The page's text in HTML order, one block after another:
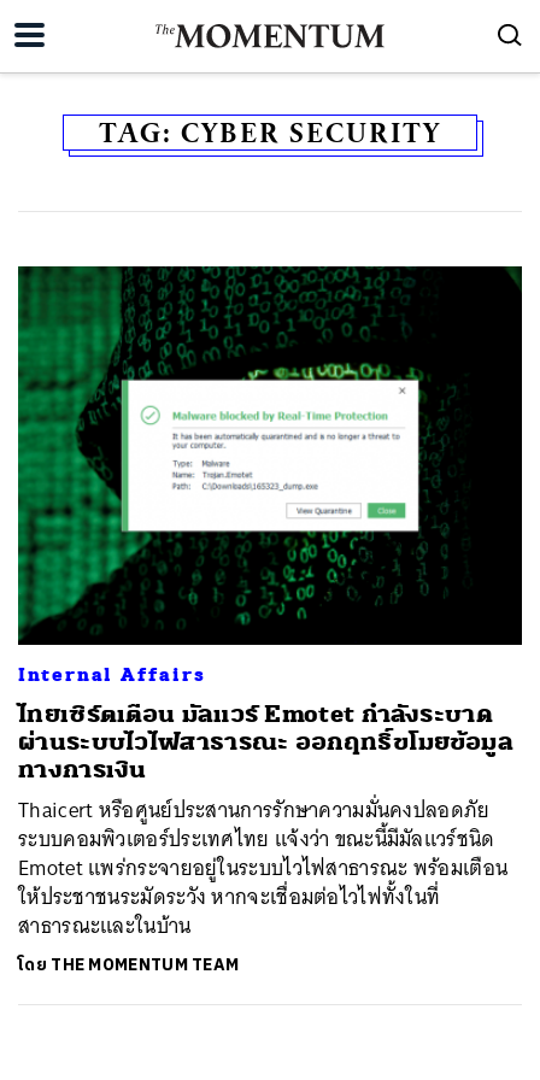
TAG: CYBER SECURITY
Internal Affairs
ไทยเซิร์ตเตือน มัลแวร์ Emotet กำลังระบาด
ผ่านระบบไวไฟสาธารณะ ออกฤทธิ์ขโมยข้อมูล
ทางการเงิน
Thaicert หรือศูนย์ประสานการรักษาความมั่นคงปลอดภัย
ระบบคอมพิวเตอร์ประเทศไทย แจ้งว่า ขณะนี้มีมัลแวร์ชนิด
Emotet แพร่กระจายอยู่ในระบบไวไฟสาธารณะ พร้อมเตือน
ให้ประชาชนระมัดระวัง หากจะเชื่อมต่อไวไฟทั้งในที่
สาธารณะและในบ้าน
โดย THE MOMENTUM TEAM
ค้นหา
SHARE